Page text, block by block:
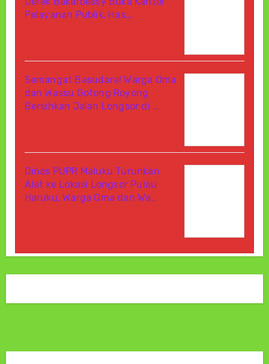
Pelayanan Publik, Has…
Semangat Basudara! Warga Oma
dan Wassu Gotong Royong
Bersihkan Jalan Longsor di …
Dinas PUPR Maluku Turunkan
Alat ke Lokasi Longsor Pulau
Haruku, Warga Oma dan Wa…